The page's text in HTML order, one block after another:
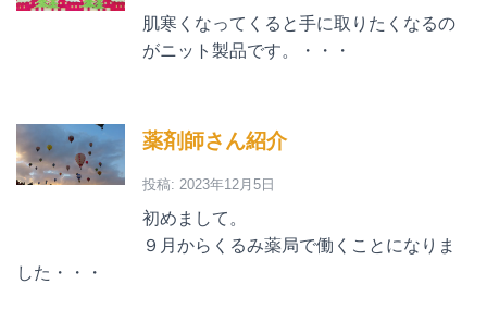
肌寒くなってくると手に取りたくなるの
がニット製品です。・・・
薬剤師さん紹介
投稿: 2023年12月5日
初めまして。
９月からくるみ薬局で働くことになりま
した・・・